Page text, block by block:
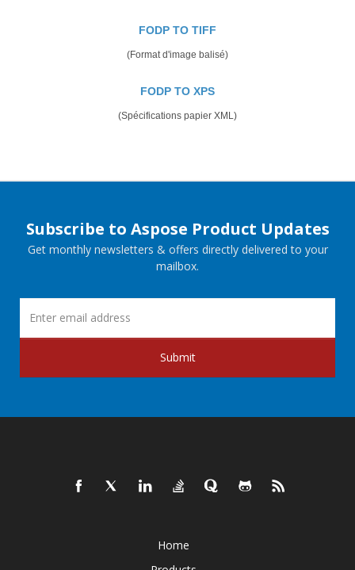
FODP TO TIFF
(Format d'image balisé)
FODP TO XPS
(Spécifications papier XML)
Subscribe to Aspose Product Updates
Get monthly newsletters & offers directly delivered to your
mailbox.
Submit
Home